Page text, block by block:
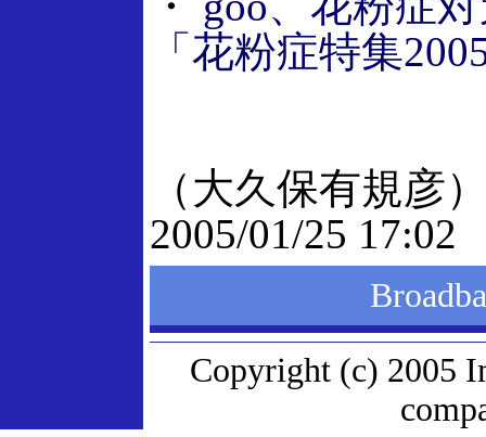
「花粉症特集
（大久保有規彦
2005/01/25 17:02
Copyright (c) 2005